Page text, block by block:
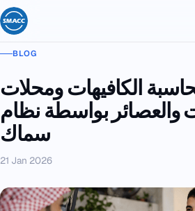
BLOG
الكافيهات ومحلات
والعصائر بواسطة نظام
سماك
21 Jan 2026